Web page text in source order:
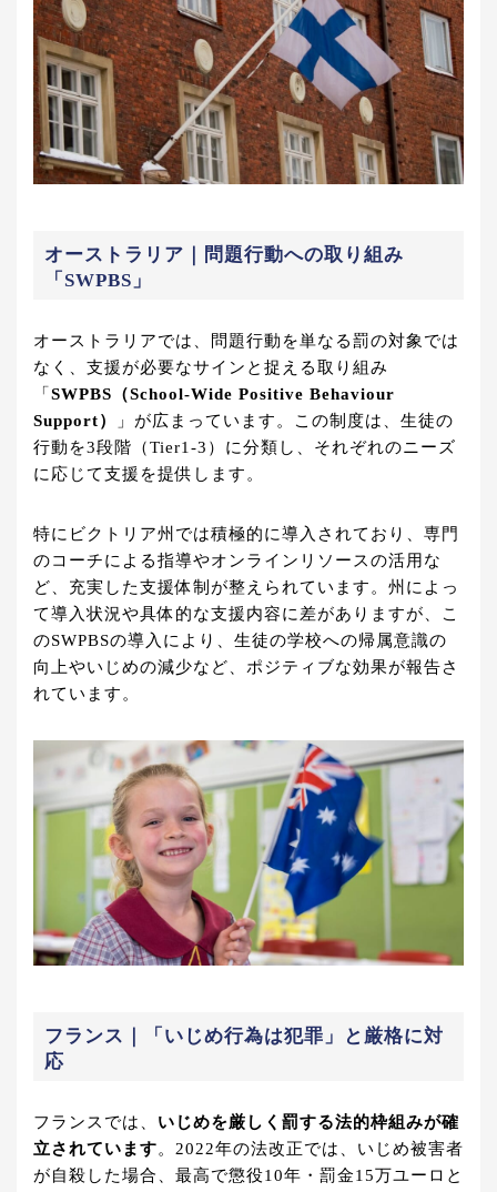
オーストラリア｜問題行動への取り組み
「SWPBS」
オーストラリアでは、問題行動を単なる罰の対象では
なく、支援が必要なサインと捉える取り組み
「SWPBS（School-Wide Positive Behaviour
Support）
」が広まっています。この制度は、生徒の
行動を3段階（Tier1-3）に分類し、それぞれのニーズ
に応じて支援を提供します。
特にビクトリア州では積極的に導入されており、専門
のコーチによる指導やオンラインリソースの活用な
ど、充実した支援体制が整えられています。州によっ
て導入状況や具体的な支援内容に差がありますが、こ
のSWPBSの導入により、生徒の学校への帰属意識の
向上やいじめの減少など、ポジティブな効果が報告さ
れています。
フランス｜「いじめ行為は犯罪」と厳格に対
応
フランスでは、 いじめを厳しく罰する法的枠組みが確
立されています。2022年の法改正では、いじめ被害者
が自殺した場合、最高で懲役10年・罰金15万ユーロと